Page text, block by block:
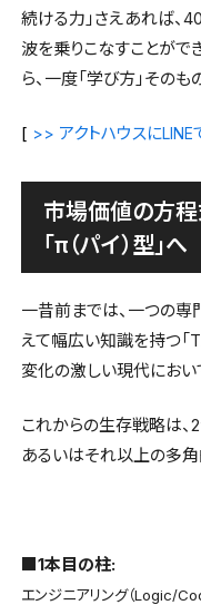
続ける力」さえあれば、
波を乗りこなすことがで
ら、一度「学び方」その
[ >> アクトハウスにLINE
市場価値の方程
「π（パイ）型」へ
一昔前までは、一つの専
えて幅広い知識を持つ「
変化の激しい現代におい
これからの生存戦略は、2
あるいはそれ以上の多
■1本目の柱:
エンジニアリング（Logic/